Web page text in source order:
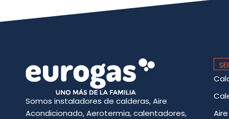
Somos instaladores de calderas, Aire
Acondicionado, Aerotermia, calentadores,